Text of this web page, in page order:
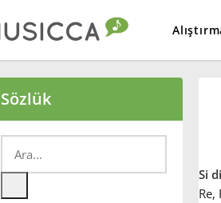
Български
Sözlük
Si
Re,